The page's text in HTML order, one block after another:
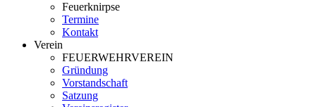
Feuerknirpse
Termine
Kontakt
Verein
FEUERWEHRVEREIN
Gründung
Vorstandschaft
Satzung